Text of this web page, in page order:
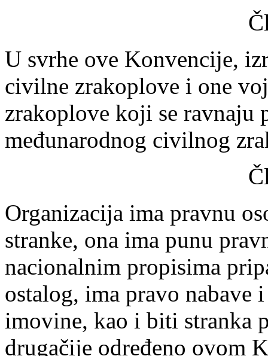
U svrhe ove Konvencije,
civilne zrakoplove i one
zrakoplove koji se ravnaju
međunarodnog civilnog
Organizacija ima pravnu
stranke, ona ima punu
nacionalnim propisima
ostalog, ima pravo nabave
imovine, kao i biti stranka
drugačije određeno ovom